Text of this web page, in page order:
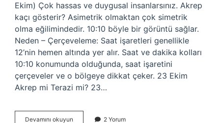
Ekim) Çok hassas ve duygusal insanlarsınız. Akrep
kaçı gösterir? Asimetrik olmaktan çok simetrik
olma eğilimindedir. 10:10 böyle bir görüntü sağlar.
Neden – Çerçeveleme: Saat işaretleri genellikle
12’nin hemen altında yer alır. Saat ve dakika kolları
10:10 konumunda olduğunda, saat işaretini
çerçeveler ve o bölgeye dikkat çeker. 23 Ekim
Akrep mi Terazi mi? 23…
Devamını okuyun 2 Yorum